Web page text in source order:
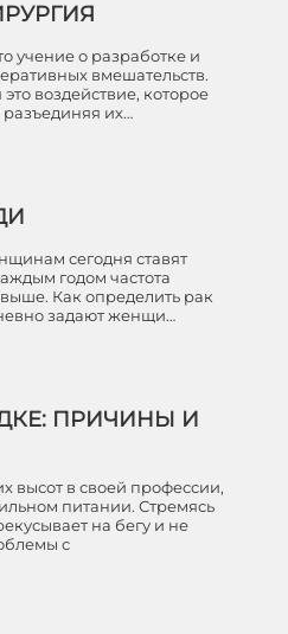
учение о разработке и
вмешательств.
воздействие, которое
разъединяя их…
сегодня ставят
годом частота
Как определить рак
задают женщи…
ПРИЧИНЫ И
высот в своей профессии,
питании. Стремясь
на бегу и не
с